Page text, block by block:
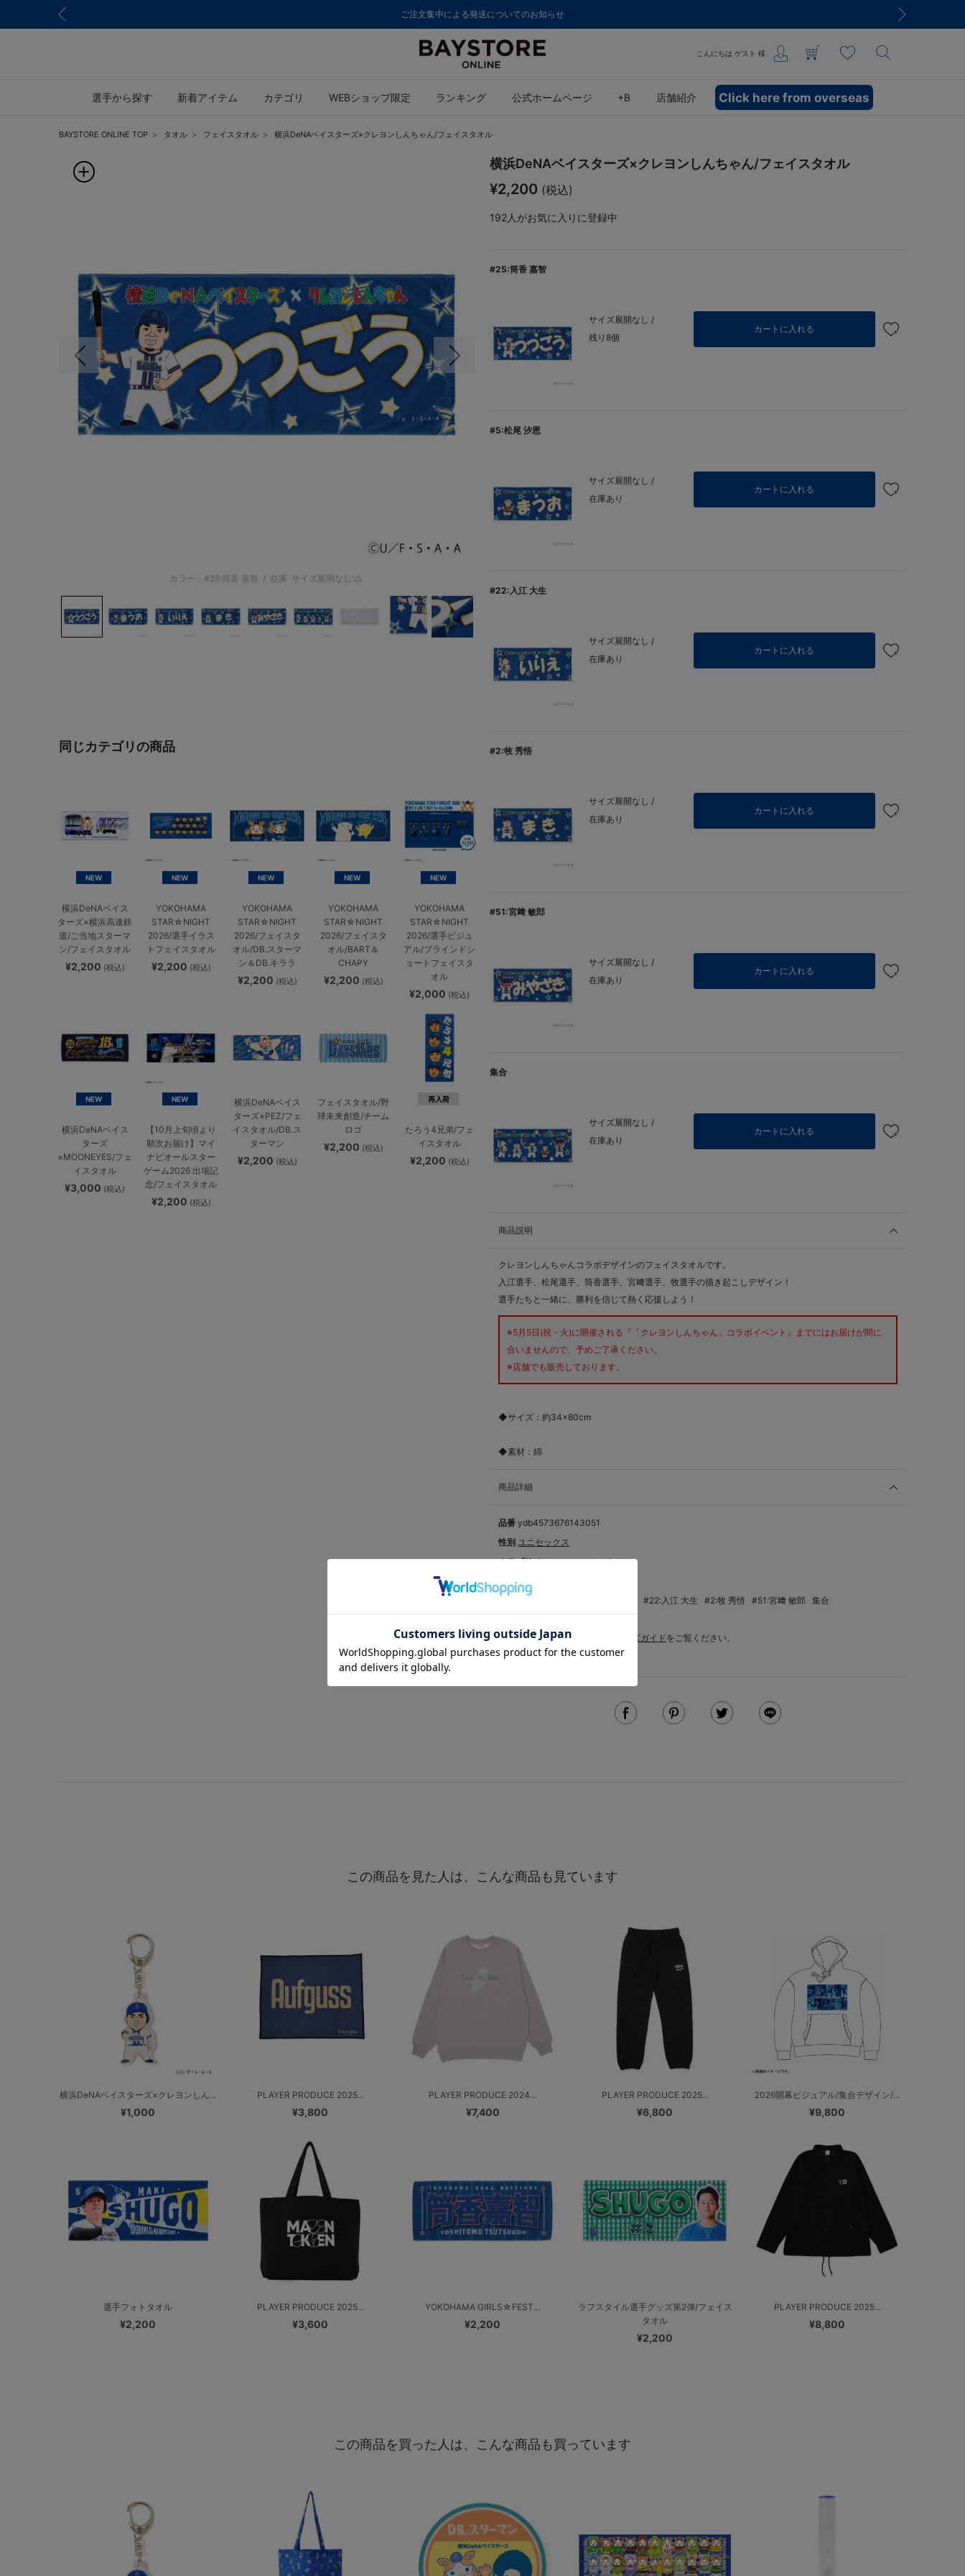
ご注文集中による発送についてのお知らせ
こんにちは ゲスト 様
選手から探す 新着アイテム カテゴリ WEBショップ限定 ランキング 公式ホームページ +B 店舗紹介 Click here from overseas
BAYSTORE ONLINE TOP タオル フェイスタオル 横浜DeNAベイスターズ×クレヨンしんちゃん/フェイスタオル
前の画像 次の画像
カラー：#25:筒香 嘉智 / 在庫 サイズ展開なし:△
同じカテゴリの商品
NEW
横浜DeNAベイス
ターズ×横浜高速鉄
道/ご当地スターマ
ン/フェイスタオル
¥2,200 (税込)
NEW
YOKOHAMA
STAR☆NIGHT
2026/選手イラス
トフェイスタオル
¥2,200 (税込)
NEW
YOKOHAMA
STAR☆NIGHT
2026/フェイスタ
オル/DB.スターマ
ン＆DB.キララ
¥2,200 (税込)
NEW
YOKOHAMA
STAR☆NIGHT
2026/フェイスタ
オル/BART＆
CHAPY
¥2,200 (税込)
NEW
YOKOHAMA
STAR☆NIGHT
2026/選手ビジュ
アル/ブラインドシ
ョートフェイスタ
オル
¥2,000 (税込)
NEW
横浜DeNAベイス
ターズ
×MOONEYES/フェ
イスタオル
¥3,000 (税込)
NEW
【10月上旬頃より
順次お届け】マイ
ナビオールスター
ゲーム2026 出場記
念/フェイスタオル
¥2,200 (税込)
横浜DeNAベイス
ターズ×PEZ/フェ
イスタオル/DB.ス
ターマン
¥2,200 (税込)
フェイスタオル/野
球未来創造/チーム
ロゴ
¥2,200 (税込)
再入荷
たろう4兄弟/フェ
イスタオル
¥2,200 (税込)
横浜DeNAベイスターズ×クレヨンしんちゃん/フェイスタオル
¥2,200 (税込)
192人がお気に入りに登録中
#25:筒香 嘉智
サイズ展開なし /
残り8個
カートに入れる
#5:松尾 汐恩
サイズ展開なし /
在庫あり
カートに入れる
#22:入江 大生
サイズ展開なし /
在庫あり
カートに入れる
#2:牧 秀悟
サイズ展開なし /
在庫あり
カートに入れる
#51:宮﨑 敏郎
サイズ展開なし /
在庫あり
カートに入れる
集合
サイズ展開なし /
在庫あり
カートに入れる
商品説明
クレヨンしんちゃんコラボデザインのフェイスタオルです。
入江選手、松尾選手、筒香選手、宮﨑選手、牧選手の描き起こしデザイン！
選手たちと一緒に、勝利を信じて熱く応援しよう！
※5月5日(祝・火)に開催される『「クレヨンしんちゃん」コラボイベント』までにはお届けが間に
合いませんので、予めご了承ください。
※店舗でも販売しております。
◆サイズ：約34×80cm
◆素材：綿
商品詳細
品番 ydb4573676143051
性別 ユニセックス
カテゴリ タオル>フェイスタオル
サイズ
#22:入江 大生 #2:牧 秀悟 #51:宮﨑 敏郎 集合
※採寸の詳細につきましては、 サイズガイド をご覧ください。
この商品を見た人は、こんな商品も見ています
横浜DeNAベイスターズ×クレヨンしん...
¥1,000
PLAYER PRODUCE 2025...
¥3,800
PLAYER PRODUCE 2024...
¥7,400
PLAYER PRODUCE 2025...
¥6,800
2026開幕ビジュアル/集合デザイン/...
¥9,800
選手フォトタオル
¥2,200
PLAYER PRODUCE 2025...
¥3,600
YOKOHAMA GIRLS☆FEST...
¥2,200
ラフスタイル選手グッズ第2弾/フェイス
タオル
¥2,200
PLAYER PRODUCE 2025...
¥8,800
この商品を買った人は、こんな商品も買っています